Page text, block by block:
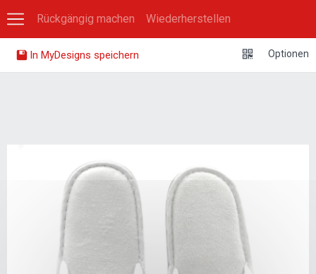
Rückgängig machen Wiederherstellen
In MyDesigns speichern Optionen